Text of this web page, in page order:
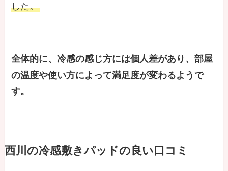
した。
全体的に、冷感の感じ方には個人差があり、部屋
の温度や使い方によって満足度が変わるようで
す。
西川の冷感敷きパッドの良い口コミ